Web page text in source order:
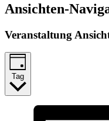
Ansichten-
Veranstaltung
Tag